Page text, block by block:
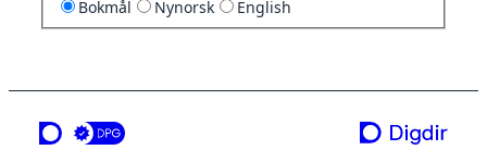
Bokmål Nynorsk English